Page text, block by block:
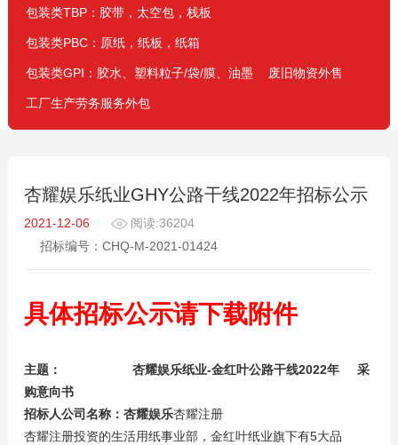
包装类TBP：胶带，太空包，栈板
包装类PBC：原纸，纸板，纸箱
包装类GPI：胶水、塑料粒子/袋/膜、油墨 废旧物资外售
工厂生产劳务服务外包
杏耀娱乐纸业GHY公路干线2022年招标公示
2021-12-06
阅读:36204
招标编号：CHQ-M-2021-01424
具体招标公示请下载附件
主题： 杏耀娱乐纸业-金红叶公路干线2022年 采
购意向书
招标人公司名称：杏耀娱乐杏耀注册
杏耀注册投资的生活用纸事业部，金红叶纸业旗下有5大品